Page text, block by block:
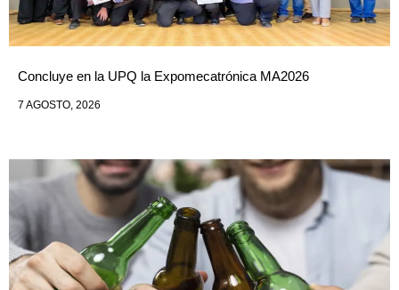
Concluye en la UPQ la Expomecatrónica MA2026
7 AGOSTO, 2026